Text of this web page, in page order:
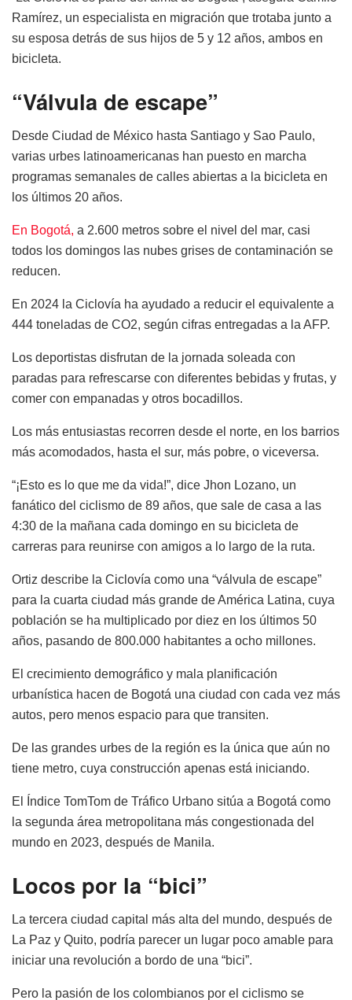
Ramírez, un especialista en migración que trotaba junto a
su esposa detrás de sus hijos de 5 y 12 años, ambos en
bicicleta.
“Válvula de escape”
Desde Ciudad de México hasta Santiago y Sao Paulo,
varias urbes latinoamericanas han puesto en marcha
programas semanales de calles abiertas a la bicicleta en
los últimos 20 años.
En Bogotá, a 2.600 metros sobre el nivel del mar, casi
todos los domingos las nubes grises de contaminación se
reducen.
En 2024 la Ciclovía ha ayudado a reducir el equivalente a
444 toneladas de CO2, según cifras entregadas a la AFP.
Los deportistas disfrutan de la jornada soleada con
paradas para refrescarse con diferentes bebidas y frutas, y
comer con empanadas y otros bocadillos.
Los más entusiastas recorren desde el norte, en los barrios
más acomodados, hasta el sur, más pobre, o viceversa.
“¡Esto es lo que me da vida!”, dice Jhon Lozano, un
fanático del ciclismo de 89 años, que sale de casa a las
4:30 de la mañana cada domingo en su bicicleta de
carreras para reunirse con amigos a lo largo de la ruta.
Ortiz describe la Ciclovía como una “válvula de escape”
para la cuarta ciudad más grande de América Latina, cuya
población se ha multiplicado por diez en los últimos 50
años, pasando de 800.000 habitantes a ocho millones.
El crecimiento demográfico y mala planificación
urbanística hacen de Bogotá una ciudad con cada vez más
autos, pero menos espacio para que transiten.
De las grandes urbes de la región es la única que aún no
tiene metro, cuya construcción apenas está iniciando.
El Índice TomTom de Tráfico Urbano sitúa a Bogotá como
la segunda área metropolitana más congestionada del
mundo en 2023, después de Manila.
Locos por la “bici”
La tercera ciudad capital más alta del mundo, después de
La Paz y Quito, podría parecer un lugar poco amable para
iniciar una revolución a bordo de una “bici”.
Pero la pasión de los colombianos por el ciclismo se